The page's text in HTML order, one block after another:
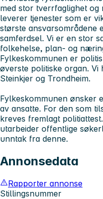
med stor tverrfaglighet og
leverer tjenester som er
største ansvarsområdene
samferdsel. Vi er en stor
folkehelse, plan- og
Fylkeskommunen er
øverste politiske organ. Vi
Steinkjer og Trondheim.
Fylkeskommunen ønsker
av ansatte. For den som
kreves fremlagt
utarbeider offentlige
unntak fra denne.
Annonsedata
Rapporter annonse
Stillingsnummer